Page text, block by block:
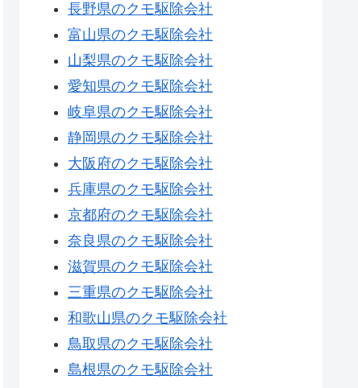
長野県のクモ駆除会社
富山県のクモ駆除会社
山梨県のクモ駆除会社
愛知県のクモ駆除会社
岐阜県のクモ駆除会社
静岡県のクモ駆除会社
大阪府のクモ駆除会社
兵庫県のクモ駆除会社
京都府のクモ駆除会社
奈良県のクモ駆除会社
滋賀県のクモ駆除会社
三重県のクモ駆除会社
和歌山県のクモ駆除会社
鳥取県のクモ駆除会社
島根県のクモ駆除会社